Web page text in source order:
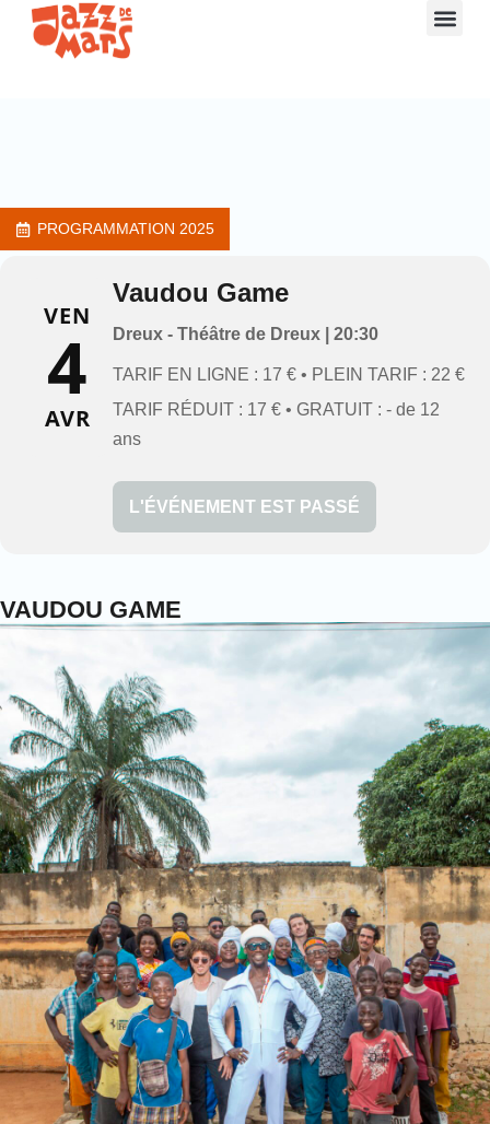
PROGRAMMATION 2025
VEN
4
AVR
Vaudou Game
Dreux - Théâtre de Dreux | 20:30
TARIF EN LIGNE : 17 € • PLEIN TARIF : 22 €
TARIF RÉDUIT : 17 € • GRATUIT : - de 12
ans
L'ÉVÉNEMENT EST PASSÉ
VAUDOU GAME